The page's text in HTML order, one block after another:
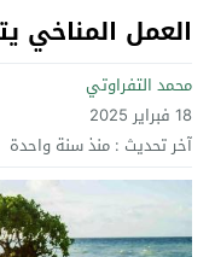
العمل المناخي
محمد التفراوتي
18 فبراير 2025
آخر تحديث : منذ سنة واحدة